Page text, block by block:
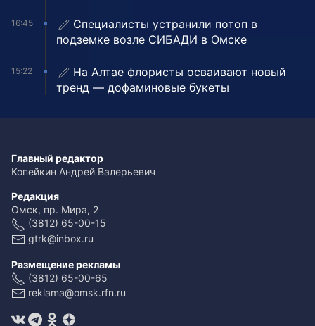
16:45
Специалисты устранили потоп в
подземке возле СИБАДИ в Омске
15:22
На Алтае флористы осваивают новый
тренд — дофаминовые букеты
Главный редактор
Копейкин Андрей Валерьевич
Редакция
Омск, пр. Мира, 2
(3812) 65-00-15
gtrk@inbox.ru
Размещение рекламы
(3812) 65-00-65
reklama@omsk.rfn.ru